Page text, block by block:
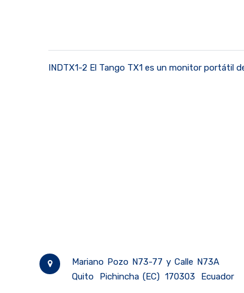
INDTX1-2 El Tango TX1 es un monitor portátil
Mariano Pozo N73-77 y Calle N73A
Quito
Pichincha (EC) 170303 Ecuador